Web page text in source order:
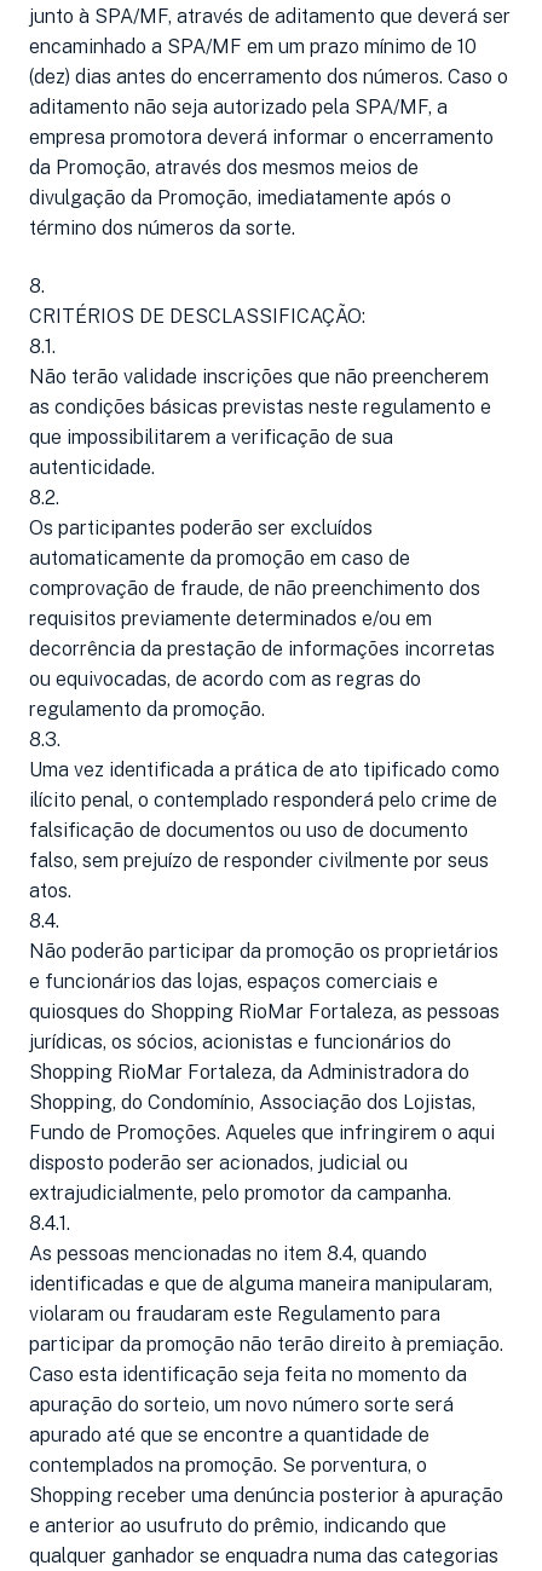
junto à SPA/MF, através de aditamento que deverá ser
encaminhado a SPA/MF em um prazo mínimo de 10
(dez) dias antes do encerramento dos números. Caso o
aditamento não seja autorizado pela SPA/MF, a
empresa promotora deverá informar o encerramento
da Promoção, através dos mesmos meios de
divulgação da Promoção, imediatamente após o
término dos números da sorte.
8.
CRITÉRIOS DE DESCLASSIFICAÇÃO:
8.1.
Não terão validade inscrições que não preencherem
as condições básicas previstas neste regulamento e
que impossibilitarem a verificação de sua
autenticidade.
8.2.
Os participantes poderão ser excluídos
automaticamente da promoção em caso de
comprovação de fraude, de não preenchimento dos
requisitos previamente determinados e/ou em
decorrência da prestação de informações incorretas
ou equivocadas, de acordo com as regras do
regulamento da promoção.
8.3.
Uma vez identificada a prática de ato tipificado como
ilícito penal, o contemplado responderá pelo crime de
falsificação de documentos ou uso de documento
falso, sem prejuízo de responder civilmente por seus
atos.
8.4.
Não poderão participar da promoção os proprietários
e funcionários das lojas, espaços comerciais e
quiosques do Shopping RioMar Fortaleza, as pessoas
jurídicas, os sócios, acionistas e funcionários do
Shopping RioMar Fortaleza, da Administradora do
Shopping, do Condomínio, Associação dos Lojistas,
Fundo de Promoções. Aqueles que infringirem o aqui
disposto poderão ser acionados, judicial ou
extrajudicialmente, pelo promotor da campanha.
8.4.1.
As pessoas mencionadas no item 8.4, quando
identificadas e que de alguma maneira manipularam,
violaram ou fraudaram este Regulamento para
participar da promoção não terão direito à premiação.
Caso esta identificação seja feita no momento da
apuração do sorteio, um novo número sorte será
apurado até que se encontre a quantidade de
contemplados na promoção. Se porventura, o
Shopping receber uma denúncia posterior à apuração
e anterior ao usufruto do prêmio, indicando que
qualquer ganhador se enquadra numa das categorias